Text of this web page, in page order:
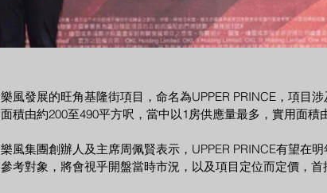
樂風發展的旺角基隆街項目，命名為UPPER PRINCE，項目
面積由約200至490平方呎，當中以1房供應量最多，實用面積
樂風集團創辦人及主席周佩賢表示，UPPER PRINCE有望在
參考對象，將會視乎開盤當時市況，以及項目定位而定價，首